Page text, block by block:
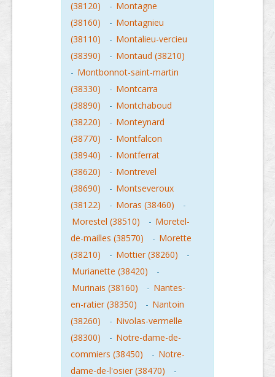
(38120) - Montagne
(38160)
- Montagnieu
(38110)
- Montalieu-vercieu
(38390)
- Montaud (38210)
- Montbonnot-saint-martin
(38330)
- Montcarra
(38890)
- Montchaboud
(38220)
- Monteynard
(38770)
- Montfalcon
(38940)
- Montferrat
(38620)
- Montrevel
(38690)
- Montseveroux
(38122)
- Moras (38460)
-
Morestel (38510)
- Moretel-
de-mailles (38570)
- Morette
(38210)
- Mottier (38260)
-
Murianette (38420)
-
Murinais (38160)
- Nantes-
en-ratier (38350)
- Nantoin
(38260)
- Nivolas-vermelle
(38300)
- Notre-dame-de-
commiers (38450)
- Notre-
dame-de-l'osier (38470)
-